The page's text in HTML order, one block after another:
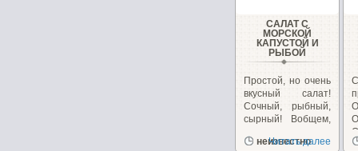
САЛАТ С
МОРСКОЙ
КАПУСТОЙ И
РЫБОЙ
Простой, но очень
вкусный салат!
Сочный, рыбный,
сырный! Вобщем,
удовольствие!...
неизвестно
Читать далее